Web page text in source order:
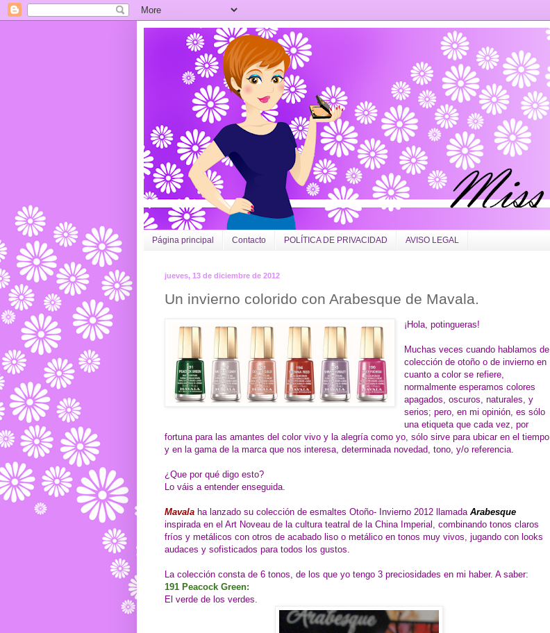
Página principal Contacto POLÍTICA DE PRIVACIDAD AVISO LEGAL
jueves, 13 de diciembre de 2012
Un invierno colorido con Arabesque de Mavala.
¡Hola, potingueras!
Muchas veces cuando hablamos de
colección de otoño o de invierno en
cuanto a color se refiere,
normalmente esperamos colores
apagados, oscuros, naturales, y
serios; pero, en mi opinión, es sólo
una etiqueta que cada vez, por
fortuna para las amantes del color vivo y la alegría como yo, sólo sirve para ubicar en el tiempo
y en la gama de la marca que nos interesa, determinada novedad, tono, y/o referencia.
¿Que por qué digo esto?
Lo váis a entender enseguida.
Mavala ha lanzado su colección de esmaltes Otoño- Invierno 2012 llamada Arabesque
inspirada en el Art Noveau de la cultura teatral de la China Imperial, combinando tonos claros
fríos y metálicos con otros de acabado liso o metálico en tonos muy vivos, jugando con looks
audaces y sofisticados para todos los gustos.
La colección consta de 6 tonos, de los que yo tengo 3 preciosidades en mi haber. A saber:
191 Peacock Green:
El verde de los verdes.